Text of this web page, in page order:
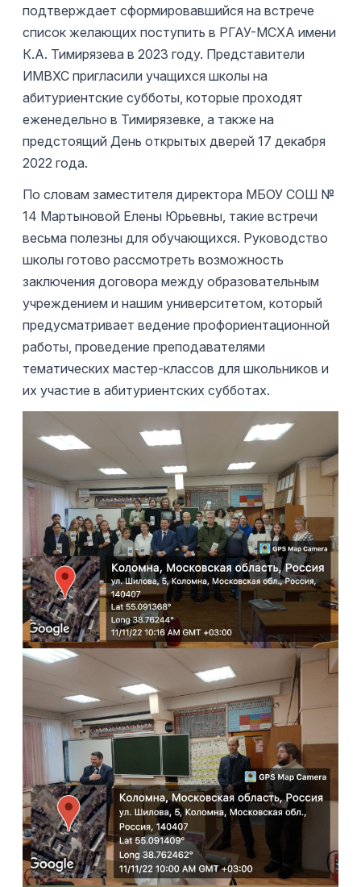
подтверждает сформировавшийся на встрече
список желающих поступить в РГАУ-МСХА имени
К.А. Тимирязева в 2023 году. Представители
ИМВХС пригласили учащихся школы на
абитуриентские субботы, которые проходят
еженедельно в Тимирязевке, а также на
предстоящий День открытых дверей 17 декабря
2022 года.
По словам заместителя директора МБОУ СОШ №
14 Мартыновой Елены Юрьевны, такие встречи
весьма полезны для обучающихся. Руководство
школы готово рассмотреть возможность
заключения договора между образовательным
учреждением и нашим университетом, который
предусматривает ведение профориентационной
работы, проведение преподавателями
тематических мастер-классов для школьников и
их участие в абитуриентских субботах.